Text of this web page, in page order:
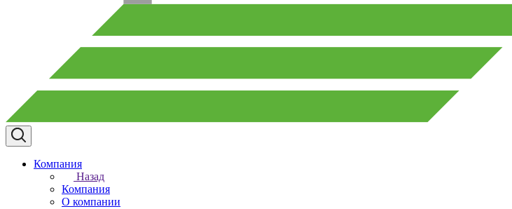
Компания
Назад
Компания
О компании